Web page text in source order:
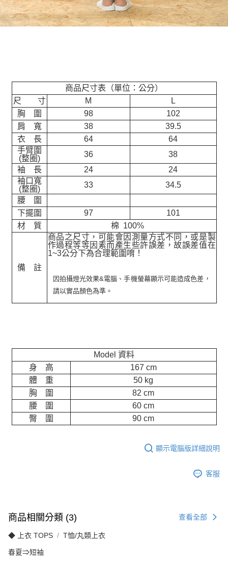
商品尺寸表（單位：公分）
尺 寸
M
L
胸 圍
98
102
肩 寬
38
39.5
衣 長
64
64
手臂圍
(整圈)
36
38
袖 長
24
24
袖口寬
(整圈)
33
34.5
腰 圍
下擺圍
97
101
材 質
棉 100%
備 註
商品之尺寸，可能會因測量方式不同，或是製
作過程等等因素而產生些許誤差，故誤差值在
1~3公分下為合理範圍唷！
因拍攝燈光效果&電腦、手機螢幕顯示可能造成色差，
請以實品顏色為準。
Model 資料
身 高
167 cm
體 重
50 kg
胸 圍
82 cm
腰 圍
60 cm
臀 圍
90 cm
顯示電腦版詳細說明
客服
商品相關分類 (3) 查看全部
◆ 上衣 TOPS T恤/丸類上衣
春夏⇒短袖